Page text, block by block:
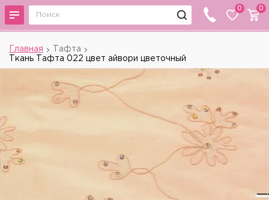
0 0
Главная
Тафта
Ткань Тафта 022 цвет айвори цветочный